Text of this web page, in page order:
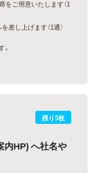
をご用意いたします（1
差し上げます（1通）
残り5枚
内HP) へ社名や